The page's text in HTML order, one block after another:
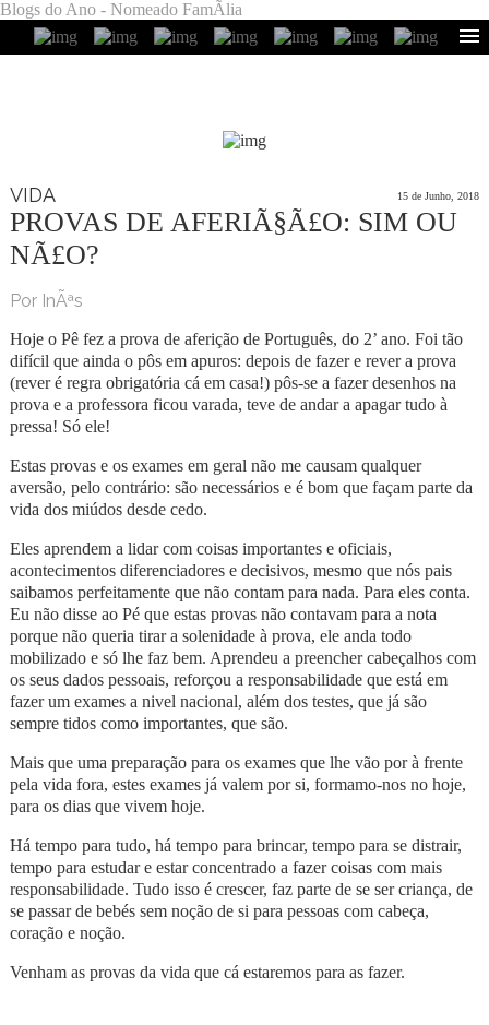
Blogs do Ano - Nomeado FamÃ­lia
VIDA 15 de Junho, 2018
PROVAS DE AFERIÃ§Ã£O: SIM OU
NÃ£O?
Por InÃªs
Hoje o Pê fez a prova de aferição de Português, do 2’ ano. Foi tão
difícil que ainda o pôs em apuros: depois de fazer e rever a prova
(rever é regra obrigatória cá em casa!) pôs-se a fazer desenhos na
prova e a professora ficou varada, teve de andar a apagar tudo à
pressa! Só ele!
Estas provas e os exames em geral não me causam qualquer
aversão, pelo contrário: são necessários e é bom que façam parte da
vida dos miúdos desde cedo.
Eles aprendem a lidar com coisas importantes e oficiais,
acontecimentos diferenciadores e decisivos, mesmo que nós pais
saibamos perfeitamente que não contam para nada. Para eles conta.
Eu não disse ao Pé que estas provas não contavam para a nota
porque não queria tirar a solenidade à prova, ele anda todo
mobilizado e só lhe faz bem. Aprendeu a preencher cabeçalhos com
os seus dados pessoais, reforçou a responsabilidade que está em
fazer um exames a nivel nacional, além dos testes, que já são
sempre tidos como importantes, que são.
Mais que uma preparação para os exames que lhe vão por à frente
pela vida fora, estes exames já valem por si, formamo-nos no hoje,
para os dias que vivem hoje.
Há tempo para tudo, há tempo para brincar, tempo para se distrair,
tempo para estudar e estar concentrado a fazer coisas com mais
responsabilidade. Tudo isso é crescer, faz parte de se ser criança, de
se passar de bebés sem noção de si para pessoas com cabeça,
coração e noção.
Venham as provas da vida que cá estaremos para as fazer.